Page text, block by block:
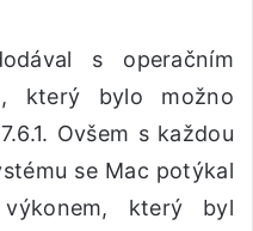
s operačním
který bylo možno
Ovšem s každou
se Mac potýkal
který byl